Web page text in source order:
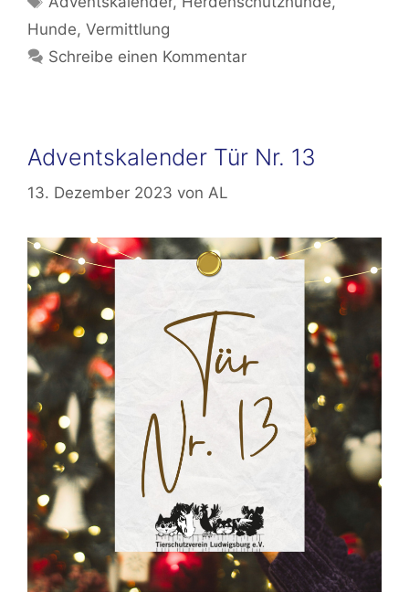
Hunde, Vermittlung
Schreibe einen Kommentar
Adventskalender Tür Nr. 13
13. Dezember 2023 von AL